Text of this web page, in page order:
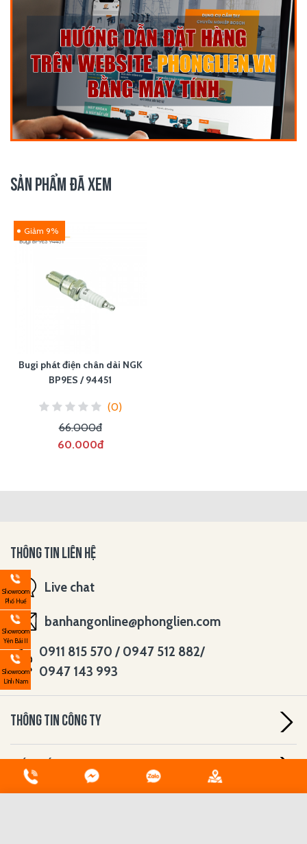
Showroom
Phố Huế
Showroom
Yên Bái II
Showroom
Lĩnh Nam
SẢN PHẨM ĐÃ XEM
Giảm 9%
Bugi phát điện chân dài NGK
BP9ES / 94451
(0)
66.000đ
60.000đ
THÔNG TIN LIÊN HỆ
Live chat
banhangonline@phonglien.com
0911 815 570 / 0947 512 882/
0947 143 993
THÔNG TIN CÔNG TY
CHÍNH SÁCH